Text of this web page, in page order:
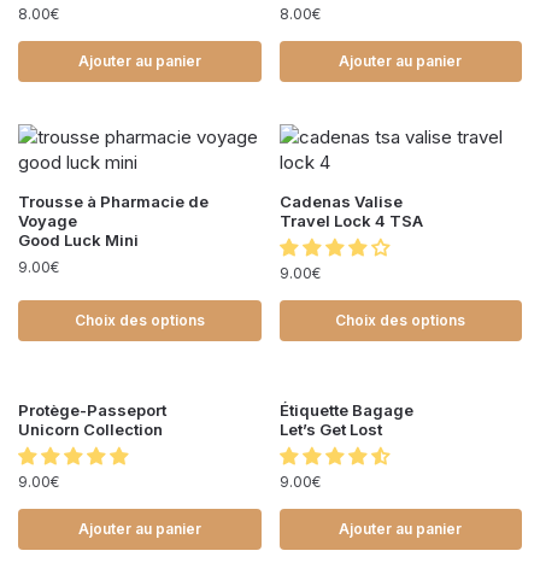
8.00€
Ajouter au panier
8.00€
Ajouter au panier
Trousse à Pharmacie de
Voyage
Good Luck Mini
9.00€
Choix des options
Cadenas Valise
Travel Lock 4 TSA
9.00€
Choix des options
Protège-Passeport
Unicorn Collection
9.00€
Ajouter au panier
Étiquette Bagage
Let’s Get Lost
9.00€
Ajouter au panier